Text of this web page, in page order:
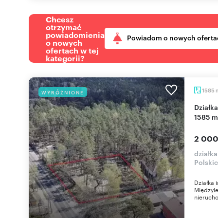
Chcesz
otrzymać
powiadomienia
o nowych
ofertach w tej
kategorii?
Powiadom o nowych
WYRÓŻNIONE 1585
Działka inwestycyjna z projektem i pozwoleniem -
1585
2